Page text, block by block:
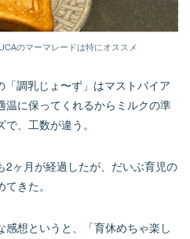
のマーマレードは特にオススメ
「調乳じょ〜ず」はマストバイア
温に保ってくれるからミルクの準
、工数が違う。
2ヶ月が経過したが、だいぶ育児の
きた。
感想というと、「育休めちゃ楽し